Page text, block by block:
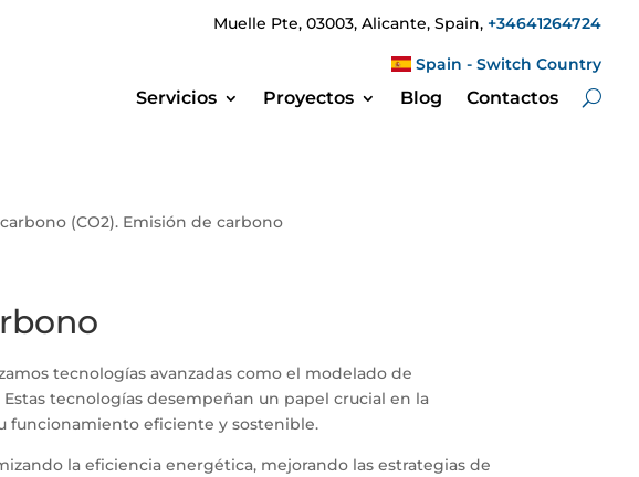
Muelle Pte, 03003, Alicante, Spain, +34641264724
Spain - Switch Country
Servicios Proyectos Blog Contactos
(CO2). Emisión de carbono
tecnologías avanzadas como el modelado de
tecnologías desempeñan un papel crucial en la
funcionamiento eficiente y sostenible.
la eficiencia energética, mejorando las estrategias de